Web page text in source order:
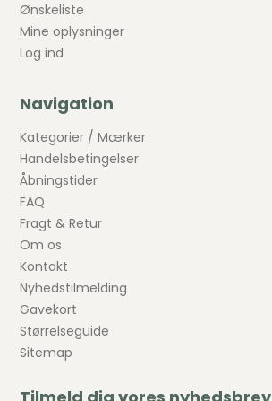
Ønskeliste
Mine oplysninger
Log ind
Navigation
Kategorier / Mærker
Handelsbetingelser
Åbningstider
FAQ
Fragt & Retur
Om os
Kontakt
Nyhedstilmelding
Gavekort
Størrelseguide
Sitemap